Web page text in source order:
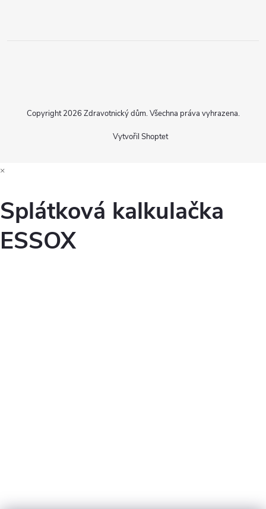
Vytvořil Shoptet
Copyright 2026 Zdravotnický dům. Všechna práva vyhrazena.
×
Splátková kalkulačka
ESSOX